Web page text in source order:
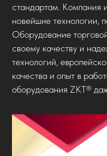
стандартам. Компания
новейшие технологии,
Оборудование
своему качеству и
технологий,
качества и опыт в
оборудования ZKT®